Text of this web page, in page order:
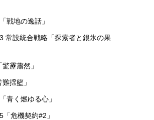
戦地の逸話」
常設統合戦略「探索者と銀氷の果
靂蕭然」
揺籃」
青く燃ゆる心」
「危機契約#2」